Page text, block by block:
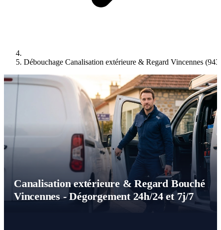
Débouchage Canalisation extérieure & Regard Vincennes
Canalisation extérieure & Regard Bouché
Vincennes - Dégorgement 24h/24 et 7j/7